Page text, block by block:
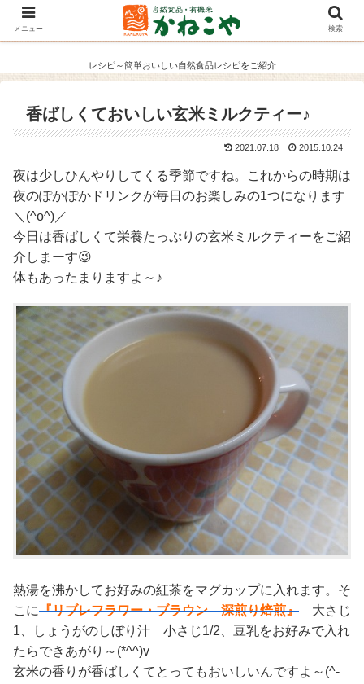
レシピ～簡単おいしい自然食品レシピをご紹介
香ばしくておいしい玄米ミルクティー♪
2021.07.18 2015.10.24
夜は少しひんやりしてくる季節ですね。これからの時期は
夜のぽかぽかドリンクが毎日のお楽しみの1つになります
＼(^o^)／
今日は香ばしくて栄養たっぷりの玄米ミルクティーをご紹
介しまーす😉
体もあったまりますよ～♪
熱湯を沸かしてお好みの紅茶をマグカップに入れます。そ
こに『リブレフラワー・ブラウン 深煎り焙煎』 大さじ
1、しょうがのしぼり汁 小さじ1/2、豆乳をお好みで入れ
たらできあがり～(*^^)v
玄米の香りが香ばしくてとってもおいしいんですよ～(^-
メニュー 検索